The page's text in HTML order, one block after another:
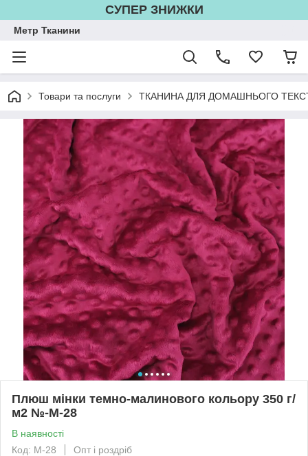
СУПЕР ЗНИЖКИ
Метр Тканини
Товари та послуги ТКАНИНА ДЛЯ ДОМАШНЬОГО
Плюш мінки темно-малинового кольору 350 г/
м2 №-М-28
В наявності
Код: М-28
Опт і роздріб